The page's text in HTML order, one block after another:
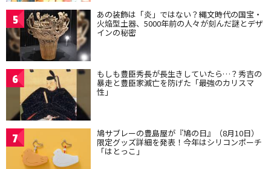
5 あの装飾は「炎」ではない？縄文時代の国宝・
火焔型土器、5000年前の人々が刻んだ謎とデザ
インの秘密
6 もしも豊臣秀長が長生きしていたら…？秀吉の
暴走と豊臣家滅亡を防げた「最強のカリスマ
性」
7 鳩サブレーの豊島屋が『鳩の日』（8月10日）
限定グッズ詳細を発表！今年はシリコンポーチ
「はとっこ」